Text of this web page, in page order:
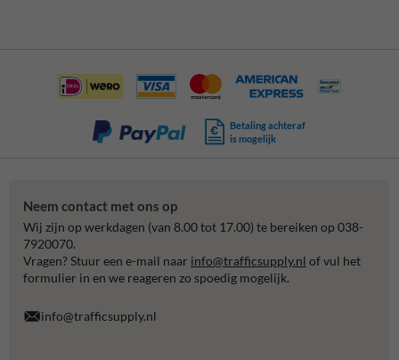
Betaling achteraf
is mogelijk
Neem contact met ons op
Wij zijn op werkdagen (van 8.00 tot 17.00) te bereiken op 038-
7920070.
Vragen? Stuur een e-mail naar info@trafficsupply.nl of vul het
formulier in en we reageren zo spoedig mogelijk.
info@trafficsupply.nl